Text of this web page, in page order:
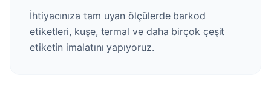
İhtiyacınıza tam uyan ölçülerde barkod
etiketleri, kuşe, termal ve daha birçok çeşit
etiketin imalatını yapıyoruz.